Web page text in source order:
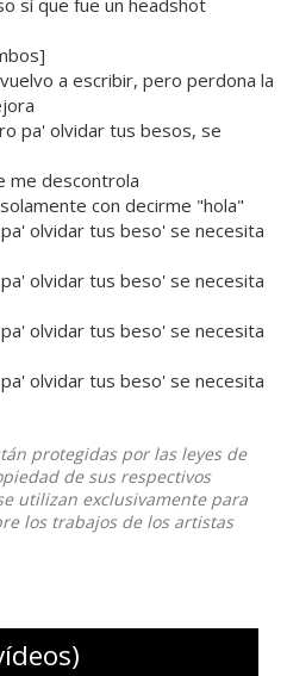
sí que fue un headshot
a escribir, pero perdona la
pa' olvidar tus besos, se
me descontrola
con decirme "hola"
olvidar tus beso' se necesita
olvidar tus beso' se necesita
olvidar tus beso' se necesita
olvidar tus beso' se necesita
protegidas por las leyes de
de sus respectivos
utilizan exclusivamente para
los trabajos de los artistas